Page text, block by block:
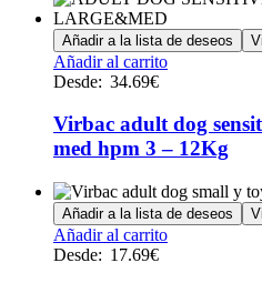
se
pueden
elegir
en
de
producto
Añadir a la lista de deseos
Añadir al carritoEste
múltiples
variantes.
Las
se
pueden
elegir
Desde: 34.69€
Virbac adult dog
med hpm 3 – 12Kg
Añadir a la lista de deseos
Añadir al carritoEste
Desde: 17.69€